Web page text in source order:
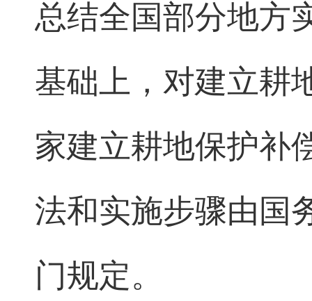
总结全国部分地方
基础上，对建立耕
家建立耕地保护补
法和实施步骤由国
门规定。